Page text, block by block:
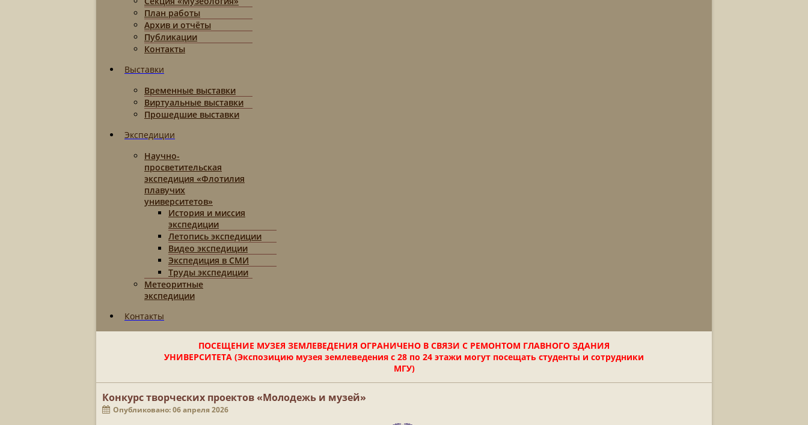
План работы
Архив и отчёты
Публикации
Контакты
Выставки
Временные выставки
Виртуальные выставки
Прошедшие выставки
Экспедиции
Научно-
просветительская
экспедиция «Флотилия
плавучих
университетов»
История и миссия
экспедиции
Летопись экспедиции
Видео экспедиции
Экспедиция в СМИ
Труды экспедиции
Метеоритные
экспедиции
Контакты
ПОСЕЩЕНИЕ МУЗЕЯ ЗЕМЛЕВЕДЕНИЯ ОГРАНИЧЕНО В СВЯЗИ С РЕМОНТОМ ГЛАВНОГО ЗДАНИЯ
УНИВЕРСИТЕТА (Экспозицию музея землеведения с 28 по 24 этажи могут посещать студенты и сотрудники
МГУ)
Конкурс творческих проектов «Молодежь и музей»
Опубликовано: 06 апреля 2026